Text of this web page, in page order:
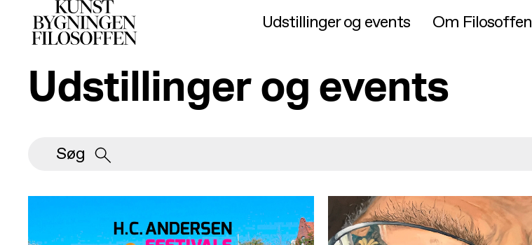
Udstillinger og events Om Filosoffen
Udstillinger og events